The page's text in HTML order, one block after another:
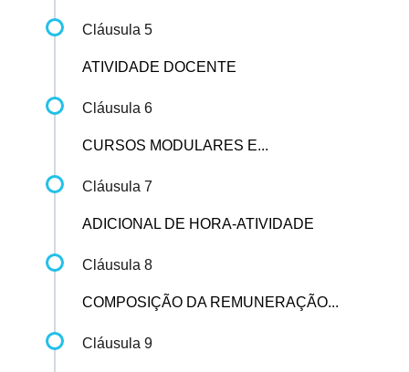
Cláusula 5
ATIVIDADE DOCENTE
Cláusula 6
CURSOS MODULARES E...
Cláusula 7
ADICIONAL DE HORA-ATIVIDADE
Cláusula 8
COMPOSIÇÃO DA REMUNERAÇÃO...
Cláusula 9